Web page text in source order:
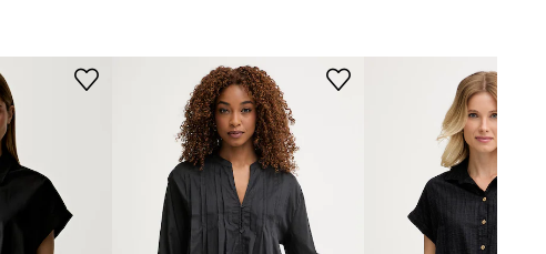
bežne nosíte.
Veľkosti uvedené v obchode boli
prepočítané na štandardnú európsku
tabuľku veľkostí. Na etikete
dodaného produktu sa nachádza
pôvodné označenie výrobcu.
Tabuľka veľkostí